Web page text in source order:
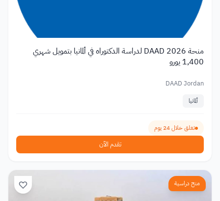
منحة DAAD 2026 لدراسة الدكتوراه في ألمانيا بتمويل شهري
1,400 يورو
DAAD Jordan
ألمانيا
تغلق خلال 24 يوم
تقدم الآن
منح دراسية